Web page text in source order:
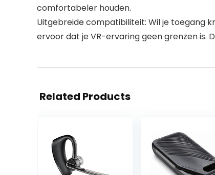
comfortabeler houden.
Uitgebreide compatibiliteit: Wil je toegang
ervoor dat je VR-ervaring geen grenzen is.
Related Products